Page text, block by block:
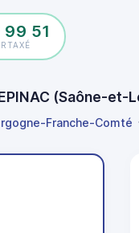
51
(Saône-et-
Franche-Comté